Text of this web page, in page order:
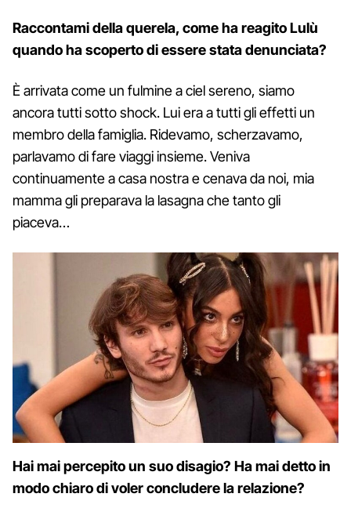
Raccontami della querela, come ha reagito Lulù
quando ha scoperto di essere stata denunciata?
È arrivata come un fulmine a ciel sereno, siamo
ancora tutti sotto shock. Lui era a tutti gli effetti un
membro della famiglia. Ridevamo, scherzavamo,
parlavamo di fare viaggi insieme. Veniva
continuamente a casa nostra e cenava da noi, mia
mamma gli preparava la lasagna che tanto gli
piaceva…
Hai mai percepito un suo disagio? Ha mai detto in
modo chiaro di voler concludere la relazione?